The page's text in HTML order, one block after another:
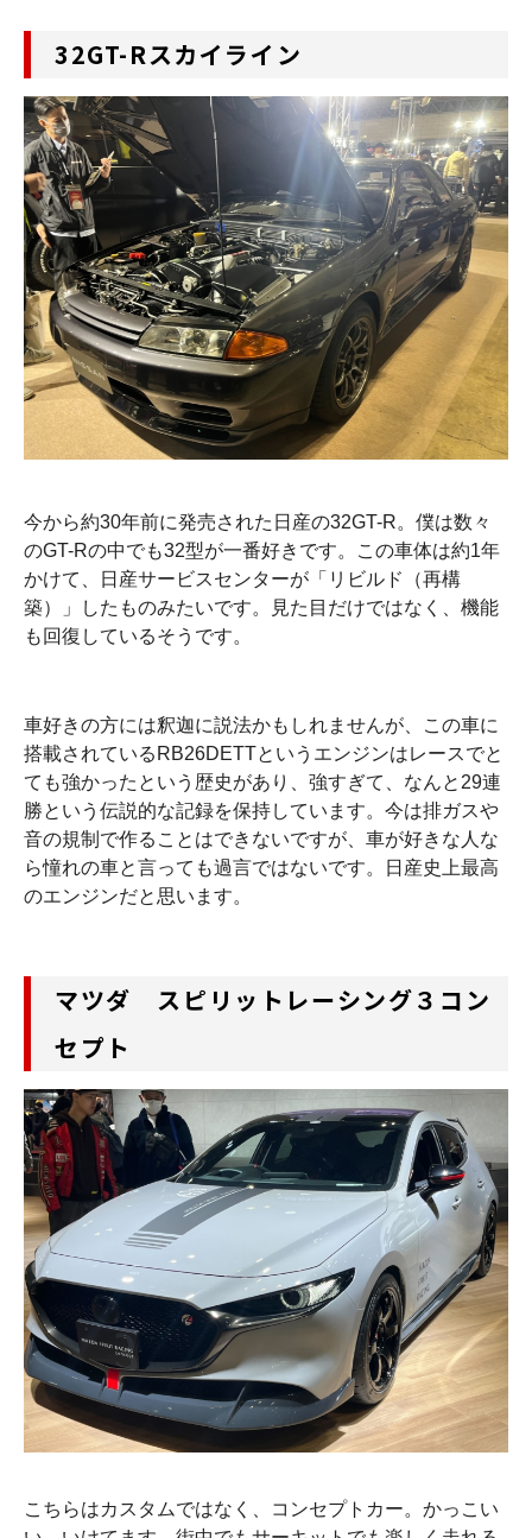
32GT-Rスカイライン
今から約30年前に発売された日産の32GT-R。僕は数々
のGT-Rの中でも32型が一番好きです。この車体は約1年
かけて、日産サービスセンターが「リビルド（再構
築）」したものみたいです。見た目だけではなく、機能
も回復しているそうです。
車好きの方には釈迦に説法かもしれませんが、この車に
搭載されているRB26DETTというエンジンはレースでと
ても強かったという歴史があり、強すぎて、なんと29連
勝という伝説的な記録を保持しています。今は排ガスや
音の規制で作ることはできないですが、車が好きな人な
ら憧れの車と言っても過言ではないです。日産史上最高
のエンジンだと思います。
マツダ スピリットレーシング３コン
セプト
こちらはカスタムではなく、コンセプトカー。かっこい